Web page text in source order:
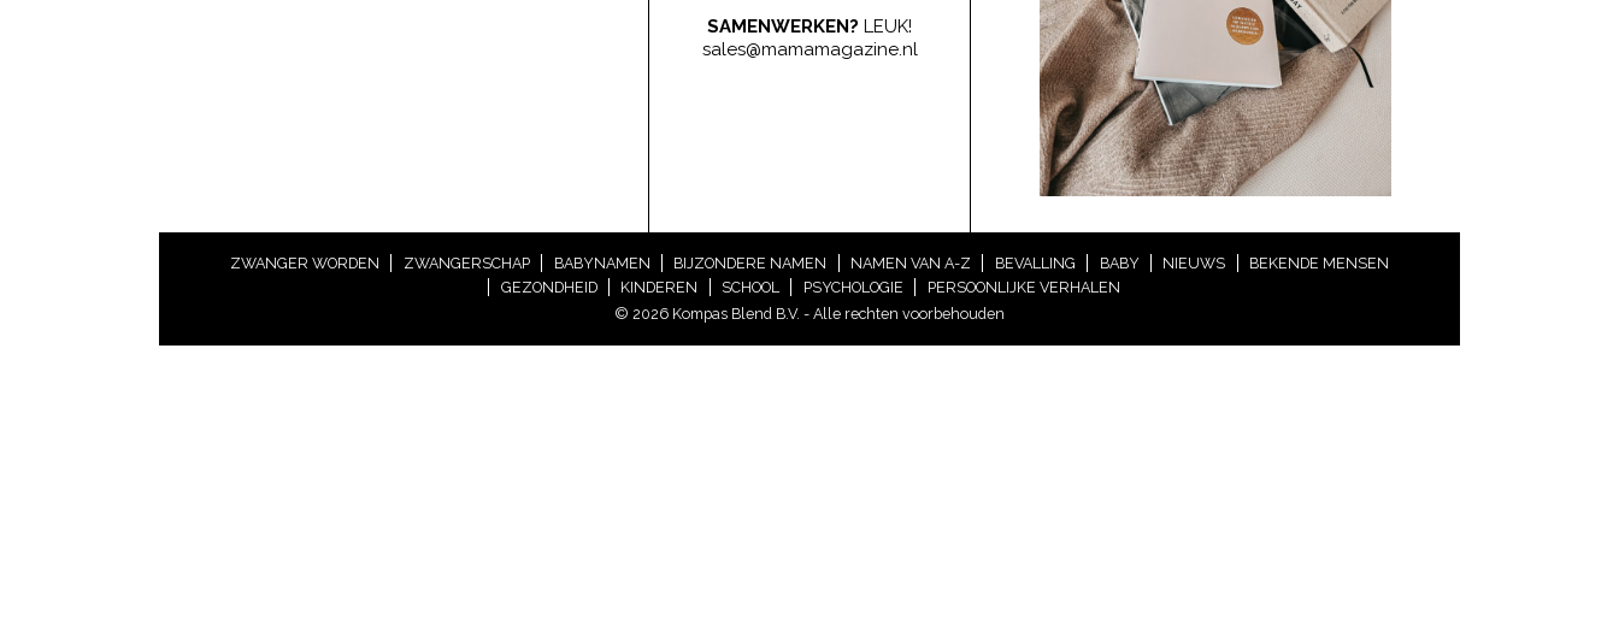
SAMENWERKEN? LEUK!
sales@mamamagazine.nl
ZWANGER WORDEN ZWANGERSCHAP BABYNAMEN BIJZONDERE NAMEN NAMEN VAN A-Z BEVALLING BABY NIEUWS
BEKENDE MENSEN
GEZONDHEID
KINDEREN SCHOOL PSYCHOLOGIE
PERSOONLIJKE VERHALEN
© 2026 Kompas Blend B.V. - Alle rechten voorbehouden